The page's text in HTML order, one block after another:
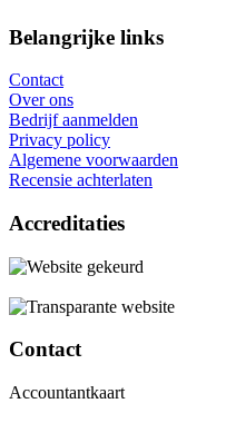
Belangrijke links
Contact
Over ons
Bedrijf aanmelden
Privacy policy
Algemene voorwaarden
Recensie achterlaten
Accreditaties
Contact
Accountantkaart